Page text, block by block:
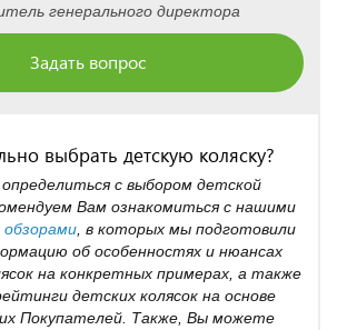
генерального директора
Задать вопрос
выбрать детскую коляску?
с выбором детской
Вам ознакомиться с нашими
, в которых мы подготовили
об особенностях и нюансах
на конкретных примерах, а также
детских колясок на основе
Покупателей. Также, Вы можете